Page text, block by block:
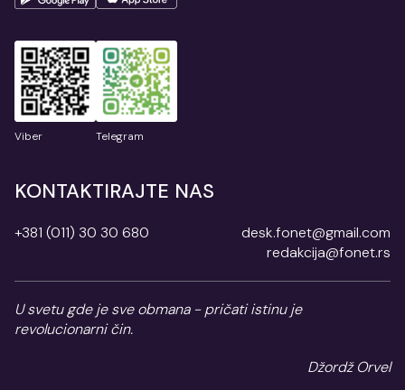
Viber Telegram
KONTAKTIRAJTE NAS
+381 (011) 30 30 680
desk.fonet@gmail.com
redakcija@fonet.rs
U svetu gde je sve obmana - pričati istinu je
revolucionarni čin.
Džordž Orvel